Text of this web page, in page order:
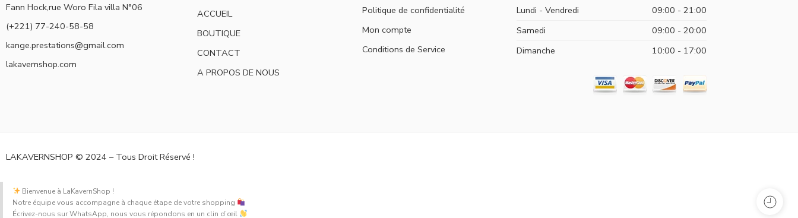
Fann Hock,rue Woro Fila villa N°06
(+221) 77-240-58-58
kange.prestations@gmail.com
lakavernshop.com
ACCUEIL
BOUTIQUE
CONTACT
A PROPOS DE NOUS
Politique de confidentialité
Mon compte
Conditions de Service
Lundi - Vendredi
09:00 - 21:00
Samedi
09:00 - 20:00
Dimanche
10:00 - 17:00
LAKAVERNSHOP © 2024 – Tous Droit Réservé !
Bienvenue à LaKavernShop !
Notre équipe vous accompagne à chaque étape de votre shopping
Écrivez-nous sur WhatsApp, nous vous répondons en un clin d’œil